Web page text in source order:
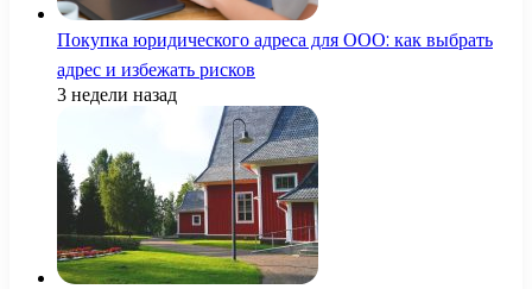
Покупка юридического адреса для ООО: как выбрать
адрес и избежать рисков
3 недели назад